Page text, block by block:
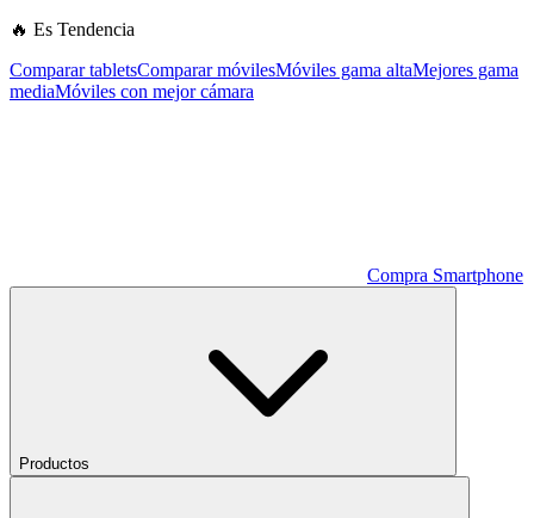
🔥 Es Tendencia
Comparar tabletsComparar móvilesMóviles gama altaMejores gama
mediaMóviles con mejor cámara
Compra Smartphone
Productos